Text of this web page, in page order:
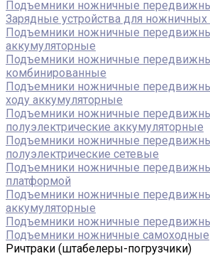
Подъемники ножничные
Зарядные устройства для
Подъемники ножничные
аккумуляторные
Подъемники ножничные
комбинированные
Подъемники ножничные
ходу аккумуляторные
Подъемники ножничные
полуэлектрические аккумуляторные
Подъемники ножничные
полуэлектрические сетевые
Подъемники ножничные
платформой
Подъемники ножничные
аккумуляторные
Подъемники ножничные
Подъемники ножничные самоходные
Ричтраки (штабелеры-погрузчики)